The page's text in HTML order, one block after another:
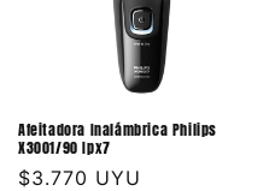
Afeitadora Inalámbrica Philips
X3001/90 Ipx7
Precio
$3.770 UYU